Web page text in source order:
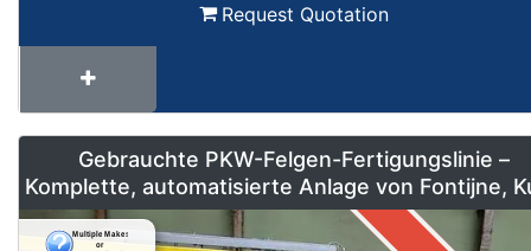
Request Quotation
Gebrauchte PKW-Felgen-Fertigungslinie –
Komplette, automatisierte Anlage von Fontijne,
& Georg